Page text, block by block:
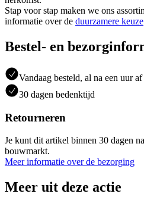
Stap voor stap maken we ons
informatie over de duurzamere keuze
Bestel- en
Vandaag besteld, al na een uur
30 dagen bedenktijd
Retourneren
Je kunt dit artikel binnen 30 dagen
bouwmarkt.
Meer informatie over de bezorging
Meer uit deze actie